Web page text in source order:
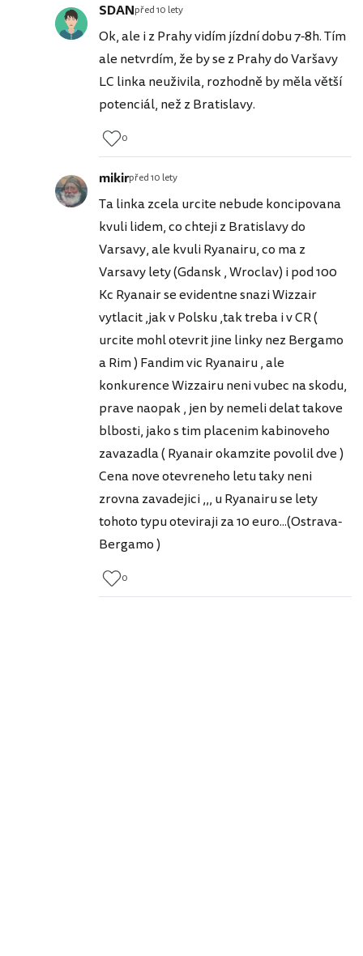
SDANpřed 10 lety
Ok, ale i z Prahy vidím jízdní dobu 7-8h. Tím
ale netvrdím, že by se z Prahy do Varšavy
LC linka neuživila, rozhodně by měla větší
potenciál, než z Bratislavy.
0
mikirpřed 10 lety
Ta linka zcela urcite nebude koncipovana
kvuli lidem, co chteji z Bratislavy do
Varsavy, ale kvuli Ryanairu, co ma z
Varsavy lety (Gdansk , Wroclav) i pod 100
Kc Ryanair se evidentne snazi Wizzair
vytlacit ,jak v Polsku ,tak treba i v CR (
urcite mohl otevrit jine linky nez Bergamo
a Rim ) Fandim vic Ryanairu , ale
konkurence Wizzairu neni vubec na skodu,
prave naopak , jen by nemeli delat takove
blbosti, jako s tim placenim kabinoveho
zavazadla ( Ryanair okamzite povolil dve )
Cena nove otevreneho letu taky neni
zrovna zavadejici ,,, u Ryanairu se lety
tohoto typu oteviraji za 10 euro...(Ostrava-
Bergamo )
0